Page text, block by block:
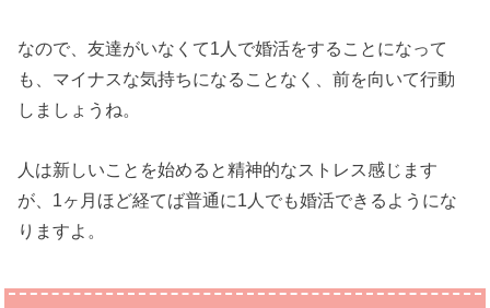
なので、友達がいなくて1人で婚活をすることになって
も、マイナスな気持ちになることなく、前を向いて行動
しましょうね。
人は新しいことを始めると精神的なストレス感じます
が、1ヶ月ほど経てば普通に1人でも婚活できるようにな
りますよ。